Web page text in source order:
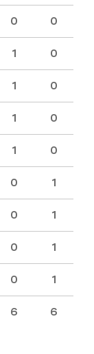
0 0
1 0
1 0
1 0
1 0
0 1
0 1
0 1
0 1
6 6